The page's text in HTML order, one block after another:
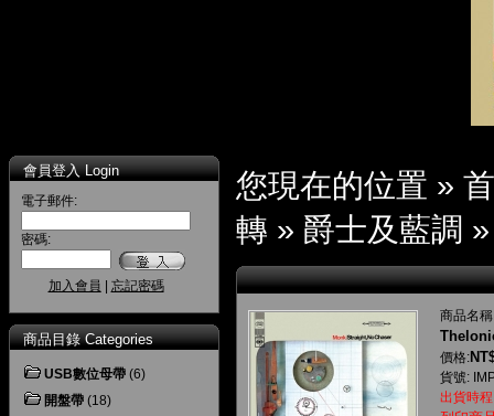
會員登入 Login
電子郵件:
密碼:
加入會員 忘記密碼
商品目錄 Categories
USB數位母帶 (6)
開盤帶 (18)
您現在的位置 »
轉 » 爵士及藍調
商品名
價格:
貨號:
出貨時